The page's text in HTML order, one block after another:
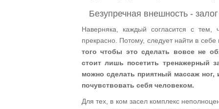
Безупречная внешность -
Наверняка, каждый согласится с тем,
прекрасно. Потому, следует найти в
того чтобы это сделать вовсе не
стоит лишь посетить тренажерный
можно сделать приятный массаж
почувствовать себя человеком.
Для тех, в ком засел комплекс